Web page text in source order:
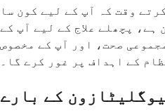
وقت کہ آپ کے لیے کون سا
ہے، پچھلے علاج کے لیے آپ کے
صحت، اور آپ کے مخصوص
کے اہداف پر غور کرے گا۔
کے بارے